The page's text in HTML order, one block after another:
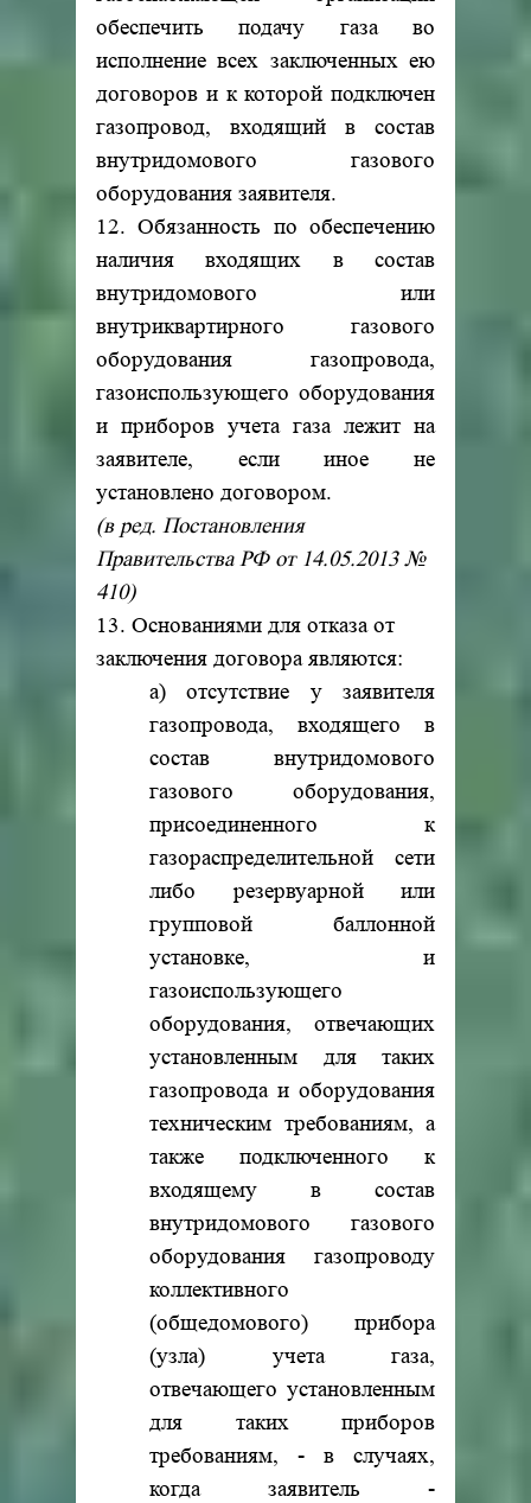
обеспечить подачу газа во
исполнение всех заключенных ею
договоров и к которой подключен
газопровод, входящий в состав
внутридомового газового
оборудования заявителя.
12. Обязанность по обеспечению
наличия входящих в состав
внутридомового или
внутриквартирного газового
оборудования газопровода,
газоиспользующего оборудования
и приборов учета газа лежит на
заявителе, если иное не
установлено договором.
(в ред. Постановления
Правительства РФ от 14.05.2013 №
410)
13. Основаниями для отказа от
заключения договора являются:
а) отсутствие у заявителя
газопровода, входящего в
состав внутридомового
газового оборудования,
присоединенного к
газораспределительной сети
либо резервуарной или
групповой баллонной
установке, и
газоиспользующего
оборудования, отвечающих
установленным для таких
газопровода и оборудования
техническим требованиям, а
также подключенного к
входящему в состав
внутридомового газового
оборудования газопроводу
коллективного
(общедомового) прибора
(узла) учета газа,
отвечающего установленным
для таких приборов
требованиям, - в случаях,
когда заявитель -